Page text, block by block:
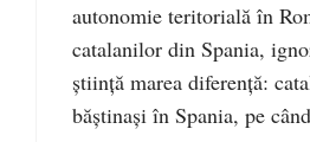
autonomie teritorială în
catalanilor din Spania,
ştiinţă marea diferenţă:
băştinaşi în Spania, pe